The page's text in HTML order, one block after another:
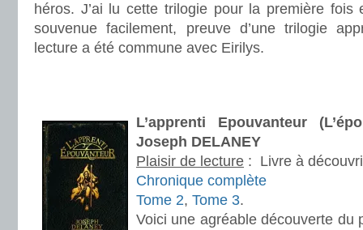
héros. J’ai lu cette trilogie pour la première fois
souvenue facilement, preuve d’une trilogie
lecture a été commune avec Eirilys.
L’apprenti Epouvanteur
Joseph DELANEY
Plaisir de lecture : Livre à
Chronique complète
Tome 2, Tome 3.
Voici une agréable découverte du